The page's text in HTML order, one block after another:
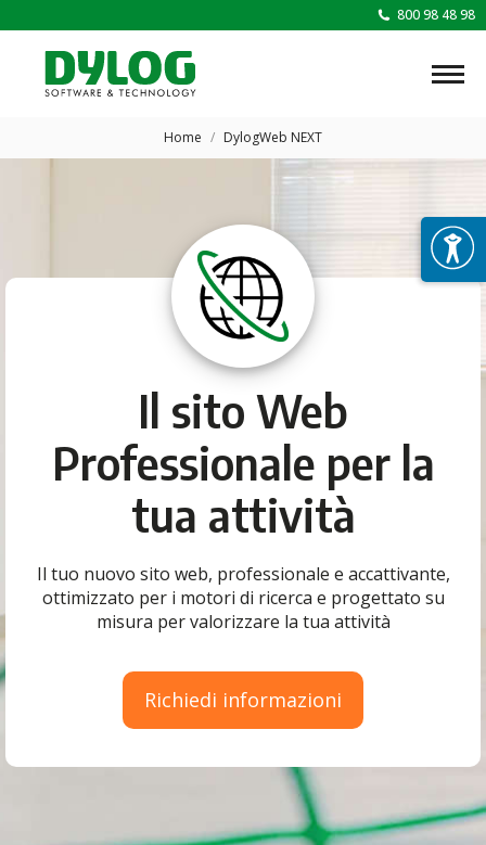
800 98 48 98
Tu sei qui:
Home DylogWeb NEXT
Il sito Web
Professionale per la
tua attività
Il tuo nuovo sito web, professionale e accattivante,
ottimizzato per i motori di ricerca e progettato su
misura per valorizzare la tua attività
Richiedi informazioni